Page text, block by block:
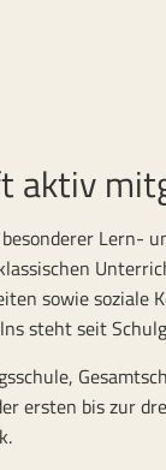
aktiv
Lern-
sowie soziale
steht seit
ersten bis zur